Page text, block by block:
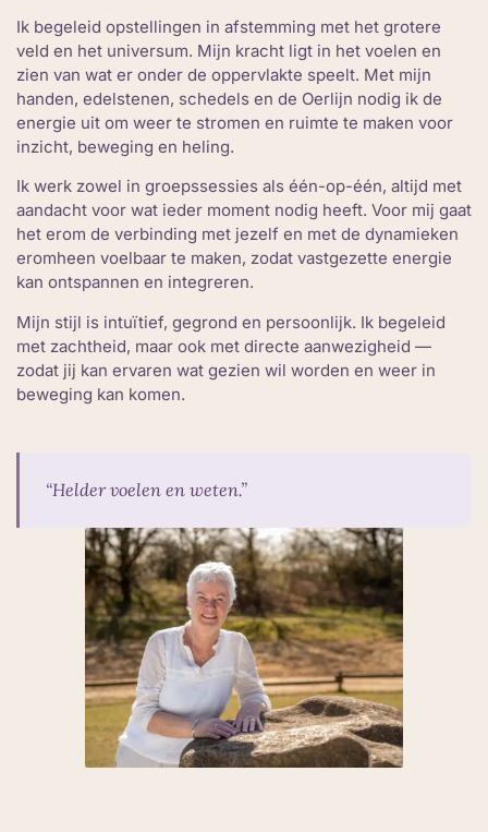
Ik begeleid opstellingen in afstemming met het grotere
veld en het universum. Mijn kracht ligt in het voelen en
zien van wat er onder de oppervlakte speelt. Met mijn
handen, edelstenen, schedels en de Oerlijn nodig ik de
energie uit om weer te stromen en ruimte te maken voor
inzicht, beweging en heling.
Ik werk zowel in groepssessies als één-op-één, altijd met
aandacht voor wat ieder moment nodig heeft. Voor mij gaat
het erom de verbinding met jezelf en met de dynamieken
eromheen voelbaar te maken, zodat vastgezette energie
kan ontspannen en integreren.
Mijn stijl is intuïtief, gegrond en persoonlijk. Ik begeleid
met zachtheid, maar ook met directe aanwezigheid —
zodat jij kan ervaren wat gezien wil worden en weer in
beweging kan komen.
“Helder voelen en weten.”